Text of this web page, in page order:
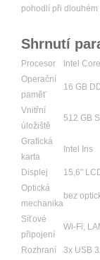
pohodlí při dlouhém
Shrnutí
Procesor
Intel
Operační
paměť
16 GB
Vnitřní
úložiště
512 GB
Grafická
karta
Intel Iris
Displej
15,6"
Optická
mechanika
bez
Síťové
připojení
Wi-Fi,
Rozhraní 3x USB